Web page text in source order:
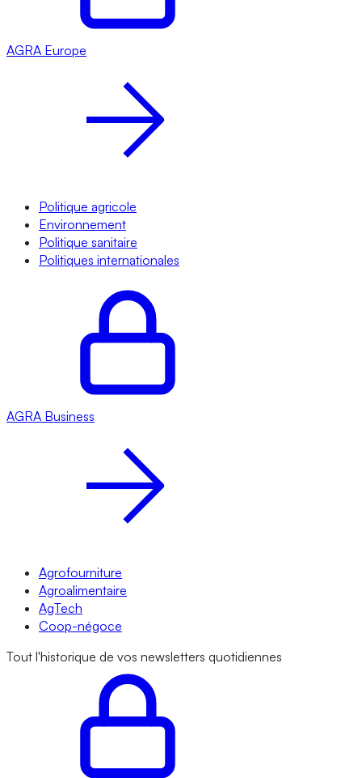
AGRA Europe
Politique agricole
Environnement
Politique sanitaire
Politiques internationales
AGRA Business
Agrofourniture
Agroalimentaire
AgTech
Coop-négoce
Tout l'historique de vos newsletters quotidiennes